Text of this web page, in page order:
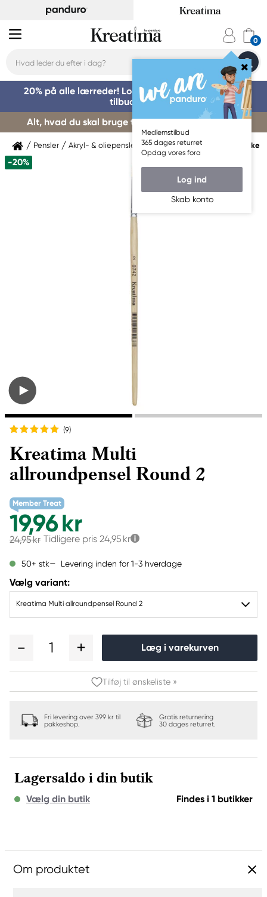
Medlemstilbud
365 dages returret
Opdag vores fora
Log ind
Skab konto
20% på alle lærreder! Log på for at benytte dig af
tilbuddet »
Alt, hvad du skal bruge til kursusstart – køb her »
Pensler Akryl- & oliepensler Akryl- & oliepensler Syntetiske
-20%
(9)
Kreatima Multi
allroundpensel Round 2
Member Treat
19,96 kr
24,95 kr Tidligere pris 24,95 kr
50+ stk Levering inden for 1-3 hverdage
Vælg variant:
Kreatima Multi allroundpensel Round 2
1 Læg i varekurven
Tilføj til ønskeliste »
Fri levering over 399 kr til
pakkeshop.
Gratis returnering
30 dages returret.
Lagersaldo i din butik
Vælg din butik Findes i 1 butikker
Om produktet